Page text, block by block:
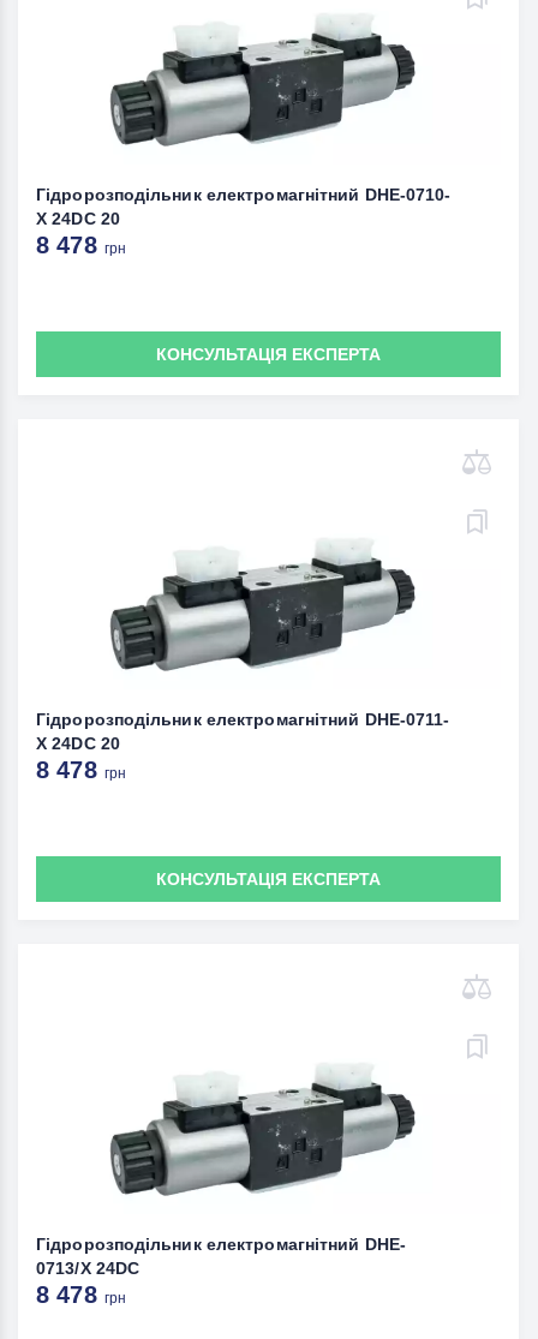
Гідророзподільник електромагнітний DHE-0710-
X 24DC 20
8 478 грн
КОНСУЛЬТАЦІЯ ЕКСПЕРТА
Гідророзподільник електромагнітний DHE-0711-
X 24DC 20
8 478 грн
КОНСУЛЬТАЦІЯ ЕКСПЕРТА
Гідророзподільник електромагнітний DHE-
0713/X 24DC
8 478 грн